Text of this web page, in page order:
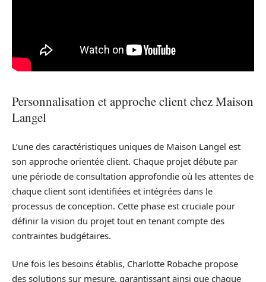
Personnalisation et approche client chez Maison
Langel
L’une des caractéristiques uniques de Maison Langel est
son approche orientée client. Chaque projet débute par
une période de consultation approfondie où les attentes de
chaque client sont identifiées et intégrées dans le
processus de conception. Cette phase est cruciale pour
définir la vision du projet tout en tenant compte des
contraintes budgétaires.
Une fois les besoins établis, Charlotte Robache propose
des solutions sur mesure, garantissant ainsi que chaque